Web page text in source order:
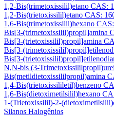
1,2-Bis(trimetoxissilil)etano CAS:
1,2-Bis(trietoxissilil)etano CAS:
1,6-Bis(trimetoxissilil)hexano
Bis[3-(trimetoxissilil)propil]amina
Bis[3-(trietoxissilil)propil]amina
Bis[3-
Bis[3-
N,N-bis (3-
Bis(metildietoxissililpropil)amina
1,4-Bis(trietoxissililetil)benzeno
1,6-Bis(dietoximetilsilil)hexano
1-(Trietoxissilil)-2-
Silanos Halogênios